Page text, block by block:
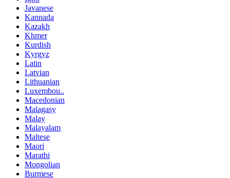
Javanese
Kannada
Kazakh
Khmer
Kurdish
Kyrgyz
Latin
Latvian
Lithuanian
Luxembou..
Macedonian
Malagasy
Malay
Malayalam
Maltese
Maori
Marathi
Mongolian
Burmese